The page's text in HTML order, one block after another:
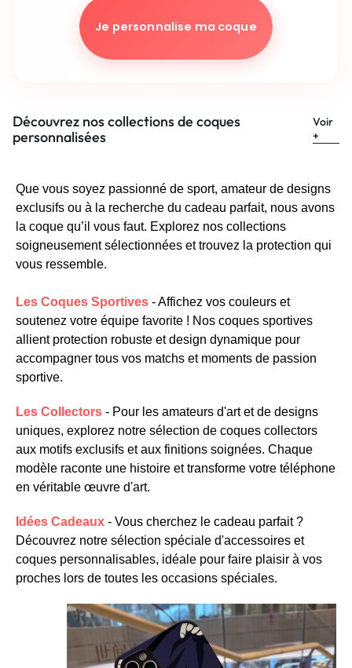
Je personnalise ma coque
Découvrez nos collections de coques
personnalisées
Voir
+
Que vous soyez passionné de sport, amateur de designs
exclusifs ou à la recherche du cadeau parfait, nous avons
la coque qu’il vous faut. Explorez nos collections
soigneusement sélectionnées et trouvez la protection qui
vous ressemble.
Les Coques Sportives - Affichez vos couleurs et
soutenez votre équipe favorite ! Nos coques sportives
allient protection robuste et design dynamique pour
accompagner tous vos matchs et moments de passion
sportive.
Les Collectors - Pour les amateurs d'art et de designs
uniques, explorez notre sélection de coques collectors
aux motifs exclusifs et aux finitions soignées. Chaque
modèle raconte une histoire et transforme votre téléphone
en véritable œuvre d'art.
Idées Cadeaux - Vous cherchez le cadeau parfait ?
Découvrez notre sélection spéciale d'accessoires et
coques personnalisables, idéale pour faire plaisir à vos
proches lors de toutes les occasions spéciales.